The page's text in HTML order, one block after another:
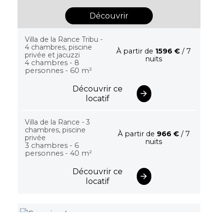
Découvrir
Villa de la Rance Tribu -
4 chambres, piscine
privée et jacuzzi
4 chambres - 8
personnes - 60 m²
À partir de 1596 € / 7
nuits
Découvrir ce
locatif
Villa de la Rance - 3
chambres, piscine
privée
3 chambres - 6
personnes - 40 m²
À partir de 966 €/ 7
nuits
Découvrir ce
locatif